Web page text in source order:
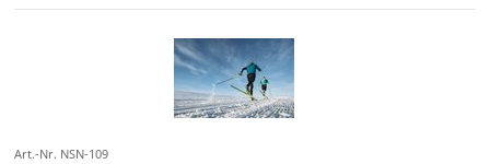
Art.-Nr. NSN-109